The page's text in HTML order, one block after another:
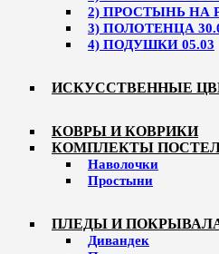
2) ПРОСТЫНЬ НА
3) ПОЛОТЕНЦА
4) ПОДУШКИ 05.03
ИСКУССТВЕННЫЕ
КОВРЫ И КОВРИКИ
КОМПЛЕКТЫ
Наволочки
Простыни
ПЛЕДЫ И
Дивандек